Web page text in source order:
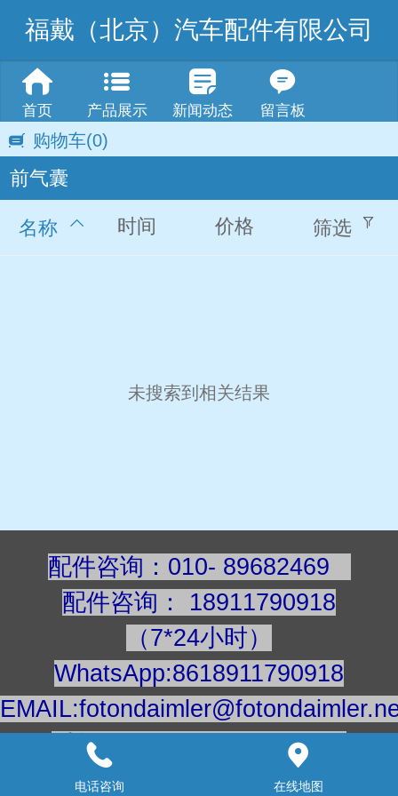
福戴（北京）汽车配件有限公司
首页 产品展示 新闻动态 留言板
购物车(0)
前气囊
名称 时间 价格 筛选
未搜索到相关结果
配件咨询：010- 89682469
配件咨询 ： 18911790918
（7*24小时）
WhatsApp:8618911790918
手机/微信：18911790918
建议用电脑浏览更清楚
电话咨询 在线地图